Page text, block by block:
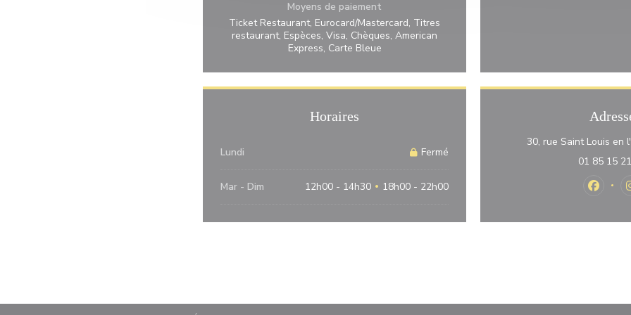
Moyens de paiement
Ticket Restaurant, Eurocard/Mastercard, Titres
restaurant, Espèces, Visa, Chèques, American
Express, Carte Bleue
Horaires
Lundi Fermé
Mar - Dim 12h00 - 14h30 • 18h00 - 22h00
30, rue Saint Louis en
01 85 15